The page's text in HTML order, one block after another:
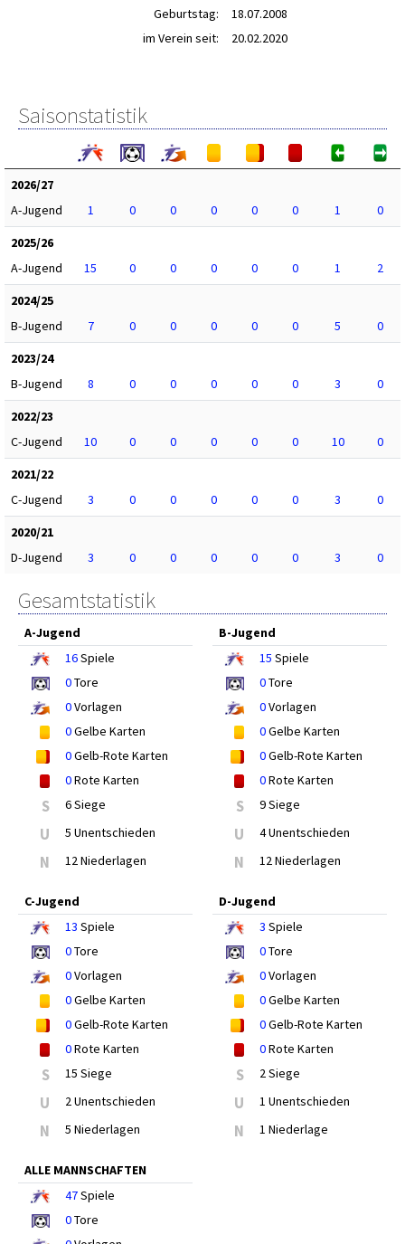
Geburtstag:
18.07.2008
im Verein seit:
20.02.2020
Saisonstatistik
2026/27
A-Jugend
1 0 0 0 0 0 1
0
2025/26
A-Jugend
15 0 0 0 0 0 1
2
2024/25
B-Jugend
7 0 0 0 0 0 5
0
2023/24
B-Jugend
8 0 0 0 0 0 3
0
2022/23
C-Jugend
10 0 0 0 0 0 10
0
2021/22
C-Jugend
3 0 0 0 0 0 3
0
2020/21
D-Jugend
3 0 0 0 0 0 3 0
Gesamtstatistik
A-Jugend
16Spiele
0Tore
0Vorlagen
0Gelbe Karten
0Gelb-Rote Karten
0Rote Karten
S 6 Siege
U 5 Unentschieden
N 12 Niederlagen
B-Jugend
15 Spiele
0Tore
0Vorlagen
0Gelbe Karten
0Gelb-Rote Karten
0Rote Karten
S 9 Siege
U 4 Unentschieden
N 12 Niederlagen
C-Jugend
13 Spiele
0Tore
0Vorlagen
0Gelbe Karten
0Gelb-Rote Karten
0Rote Karten
S 15 Siege
U 2 Unentschieden
N 5 Niederlagen
D-Jugend
3 Spiele
0Tore
0Vorlagen
0Gelbe Karten
0Gelb-Rote Karten
0Rote Karten
S 2 Siege
U 1 Unentschieden
N 1 Niederlage
ALLE MANNSCHAFTEN
47Spiele
0Tore